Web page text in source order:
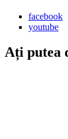
facebook
youtube
Ați putea